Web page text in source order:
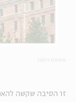
זו הסיבה שקשה